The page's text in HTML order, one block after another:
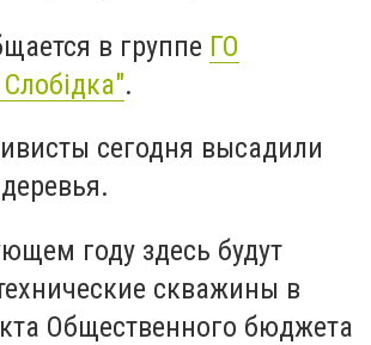
в группе ГО
.
сегодня высадили
году здесь будут
скважины в
Общественного бюджета